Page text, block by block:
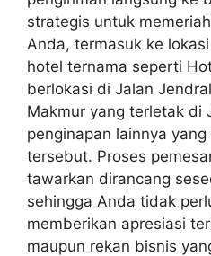
strategis untuk
Anda, termasuk ke
hotel ternama seperti
berlokasi di Jalan
Makmur yang terletak di
penginapan lainnya
tersebut. Proses
tawarkan dirancang
sehingga Anda tidak
memberikan apresiasi
maupun rekan bisnis